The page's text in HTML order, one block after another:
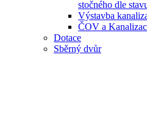
stočného dle
Výstavba
ČOV a
Dotace
Sběrný dvůr